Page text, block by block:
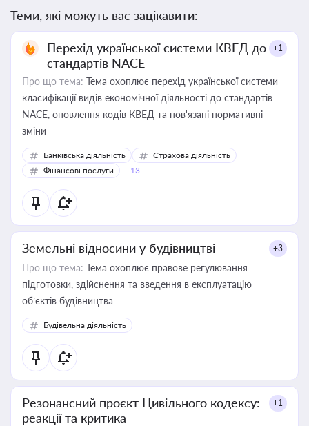
Теми, які можуть вас зацікавити:
Перехід української системи КВЕД до
стандартів NACE
+1
Про що тема: Тема охоплює перехід української системи
класифікації видів економічної діяльності до стандартів
NACE, оновлення кодів КВЕД та пов'язані нормативні
зміни
Банківська діяльність
Страхова діяльність
Фінансові послуги
+13
Земельні відносини у будівництві +3
Про що тема: Тема охоплює правове регулювання
підготовки, здійснення та введення в експлуатацію
об’єктів будівництва
Будівельна діяльність
Резонансний проєкт Цивільного кодексу:
реакції та критика
+1